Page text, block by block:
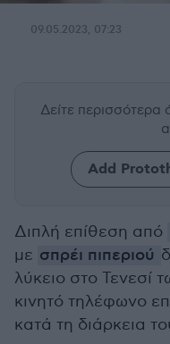
09.05.2023, 07:23
Δείτε
Add
Διπλή επίθεση από
με σπρέι πιπεριού
λύκειο στο Τενεσί
κινητό τηλέφωνο
κατά τη διάρκεια